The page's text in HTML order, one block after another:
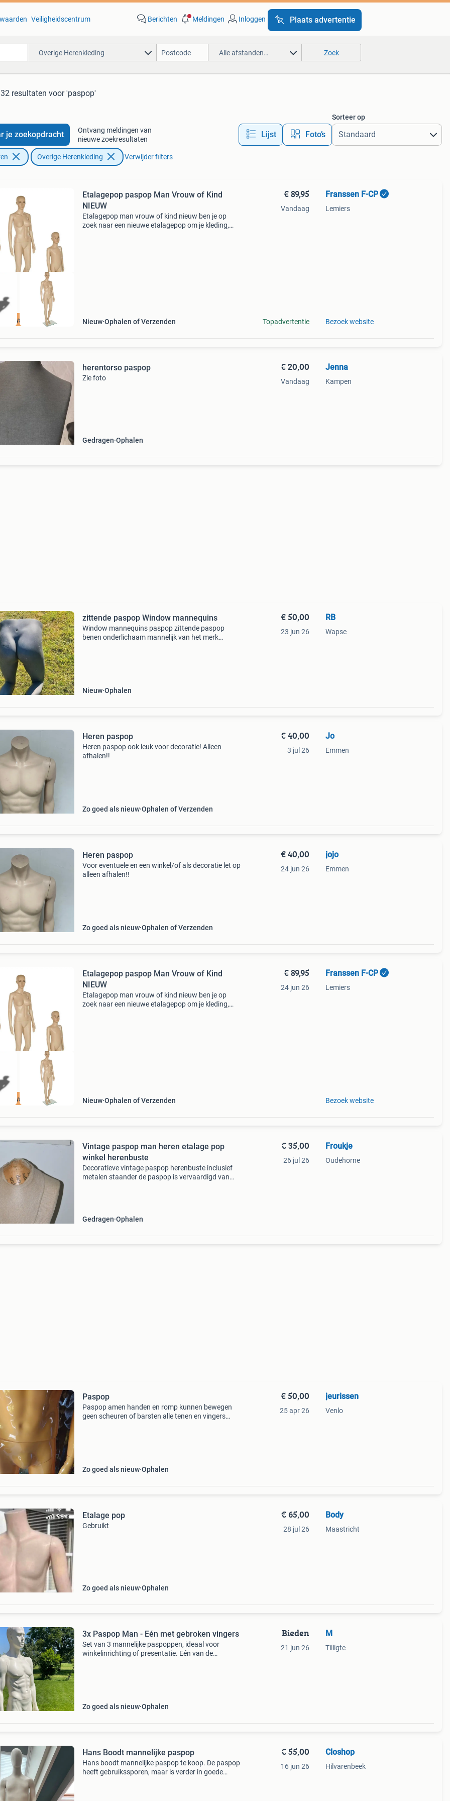
Veiligheidscentrum Berichten Meldingen Inloggen Plaats advertentie
Overige Herenkleding Alle afstanden… Zoek
32 resultaten voor 'paspop'
je zoekopdracht
Ontvang meldingen van
nieuwe zoekresultaten
Lijst Foto’s
Sorteer op
Overige Herenkleding Verwijder filters
kwaliteit!
Etalagepop paspop Man Vrouw of Kind
NIEUW
Etalagepop man vrouw of kind nieuw ben je op
zoek naar een nieuwe etalagepop om je kleding,
Nieuw Ophalen of Verzenden
€ 89,95
Vandaag
Topadvertentie
Franssen F-CP
Lemiers
Bezoek website
herentorso paspop
Zie foto
Gedragen Ophalen
€ 20,00
Vandaag
Jenna
Kampen
zittende paspop Window mannequins
Window mannequins paspop zittende paspop
benen onderlichaam mannelijk van het merk
Nieuw Ophalen
€ 50,00
23 jun 26
RB
Wapse
Heren paspop
Heren paspop ook leuk voor decoratie! Alleen
afhalen!!
Zo goed als nieuw Ophalen of Verzenden
€ 40,00
3 jul 26
Jo
Emmen
Heren paspop
Voor eventuele en een winkel/of als decoratie let op
alleen afhalen!!
Zo goed als nieuw Ophalen of Verzenden
€ 40,00
24 jun 26
jojo
Emmen
kwaliteit!
Etalagepop paspop Man Vrouw of Kind
NIEUW
Etalagepop man vrouw of kind nieuw ben je op
zoek naar een nieuwe etalagepop om je kleding,
Nieuw Ophalen of Verzenden
€ 89,95
24 jun 26
Franssen F-CP
Lemiers
Bezoek website
Vintage paspop man heren etalage pop
winkel herenbuste
Decoratieve vintage paspop herenbuste inclusief
metalen staander de paspop is vervaardigd van
Gedragen Ophalen
€ 35,00
26 jul 26
Froukje
Oudehorne
Paspop
Paspop amen handen en romp kunnen bewegen
geen scheuren of barsten alle tenen en vingers
Zo goed als nieuw Ophalen
€ 50,00
25 apr 26
jeurissen
Venlo
Etalage pop
Gebruikt
Zo goed als nieuw Ophalen
€ 65,00
28 jul 26
Body
Maastricht
3x Paspop Man - Eén met gebroken vingers
Set van 3 mannelijke paspoppen, ideaal voor
winkelinrichting of presentatie. Eén van de
Zo goed als nieuw Ophalen
Bieden
21 jun 26
M
Tilligte
Hans Boodt mannelijke paspop
Hans boodt mannelijke paspop te koop. De paspop
heeft gebruikssporen, maar is verder in goede
€ 55,00
16 jun 26
Closhop
Hilvarenbeek